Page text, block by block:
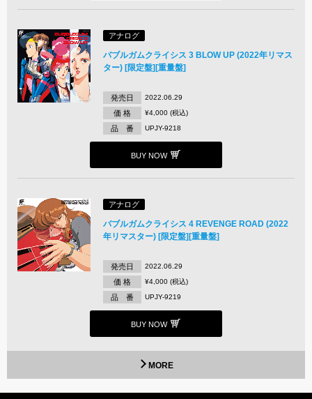
アナログ
バブルガムクライシス 3 BLOW UP (2022年リマス
ター) [限定盤][重量盤]
発売日 2022.06.29
価 格 ¥4,000 (税込)
品 番 UPJY-9218
BUY NOW
アナログ
バブルガムクライシス 4 REVENGE ROAD (2022
年リマスター) [限定盤][重量盤]
発売日 2022.06.29
価 格 ¥4,000 (税込)
品 番 UPJY-9219
BUY NOW
MORE